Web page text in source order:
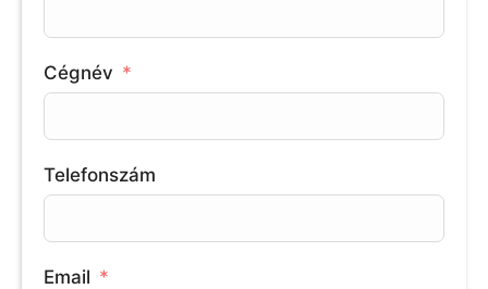
Cégnév
Telefonszám
Email